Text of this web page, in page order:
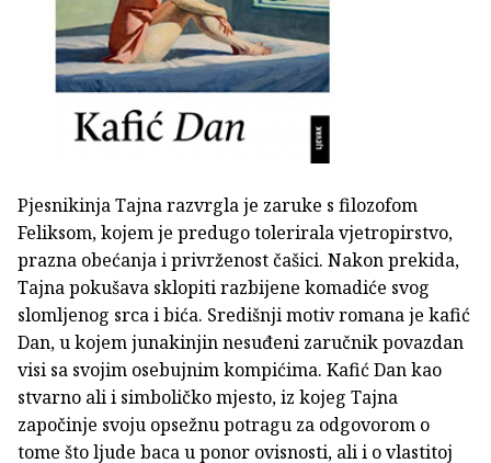
Pjesnikinja Tajna razvrgla je zaruke s filozofom
Feliksom, kojem je predugo tolerirala vjetropirstvo,
prazna obećanja i privrženost čašici. Nakon prekida,
Tajna pokušava sklopiti razbijene komadiće svog
slomljenog srca i bića. Središnji motiv romana je kafić
Dan, u kojem junakinjin nesuđeni zaručnik povazdan
visi sa svojim osebujnim kompićima. Kafić Dan kao
stvarno ali i simboličko mjesto, iz kojeg Tajna
započinje svoju opsežnu potragu za odgovorom o
tome što ljude baca u ponor ovisnosti, ali i o vlastitoj